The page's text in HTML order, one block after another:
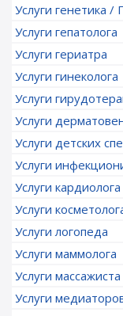
Услуги генетика /
Услуги гепатолога
Услуги гериатра
Услуги гинеколога
Услуги
Услуги
Услуги детских
Услуги
Услуги кардиолога
Услуги
Услуги логопеда
Услуги маммолога
Услуги массажиста
Услуги